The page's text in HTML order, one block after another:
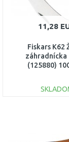
11,28
Fiskars K62
záhradnícka
(125880)